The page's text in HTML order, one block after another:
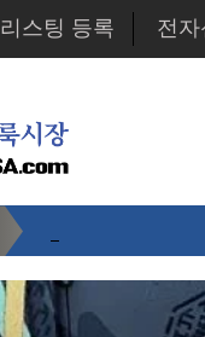
리스팅 등록 전자